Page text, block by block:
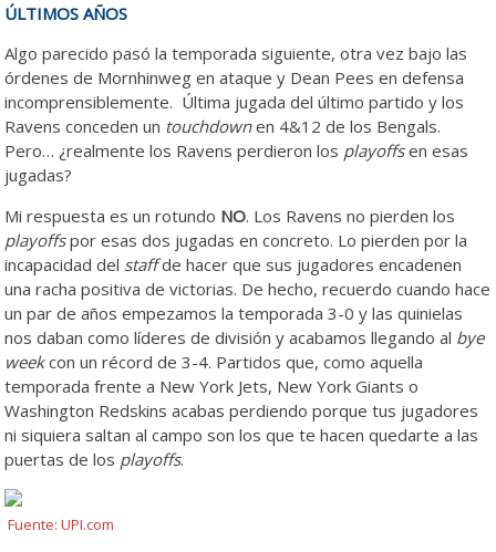
ÚLTIMOS AÑOS
Algo parecido pasó la temporada siguiente, otra vez bajo las
órdenes de Mornhinweg en ataque y Dean Pees en defensa
incomprensiblemente. Última jugada del último partido y los
Ravens conceden un touchdownen 4&12 de los Bengals.
Pero… ¿realmente los Ravens perdieron los playoffsen esas
jugadas?
Mi respuesta es un rotundo NO. Los Ravens no pierden los
playoffspor esas dos jugadas en concreto. Lo pierden por la
incapacidad del staffde hacer que sus jugadores encadenen
una racha positiva de victorias. De hecho, recuerdo cuando hace
un par de años empezamos la temporada 3-0 y las quinielas
nos daban como líderes de división y acabamos llegando al bye
weekcon un récord de 3-4. Partidos que, como aquella
temporada frente a New York Jets, New York Giants o
Washington Redskins acabas perdiendo porque tus jugadores
ni siquiera saltan al campo son los que te hacen quedarte a las
puertas de los playoffs.
Fuente: UPI.com